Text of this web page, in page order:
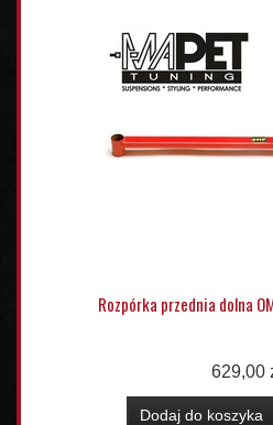
Rozpórka przednia dolna
629,00
Dodaj do koszyka